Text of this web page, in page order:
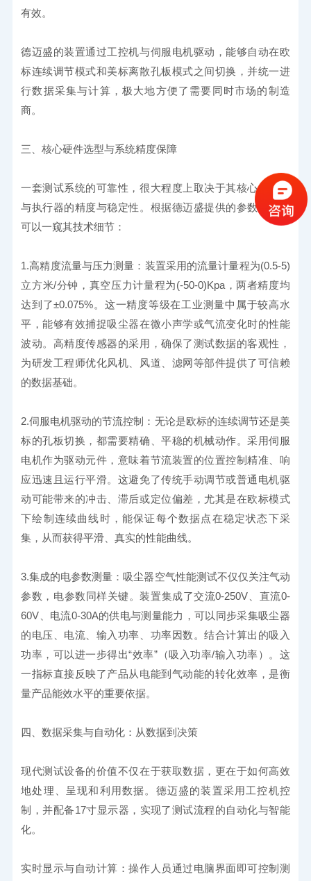
有效。
德迈盛的装置通过工控机与伺服电机驱动，能够自动在欧
标连续调节模式和美标离散孔板模式之间切换，并统一进
行数据采集与计算，极大地方便了需要同时市场的制造
商。
三、核心硬件选型与系统精度保障
一套测试系统的可靠性，很大程度上取决于其核心传感器
与执行器的精度与稳定性。根据德迈盛提供的参数，我们
可以一窥其技术细节：
1.高精度流量与压力测量：装置采用的流量计量程为(0.5-5)
立方米/分钟，真空压力计量程为(-50-0)Kpa，两者精度均
达到了±0.075%。这一精度等级在工业测量中属于较高水
平，能够有效捕捉吸尘器在微小声学或气流变化时的性能
波动。高精度传感器的采用，确保了测试数据的客观性，
为研发工程师优化风机、风道、滤网等部件提供了可信赖
的数据基础。
2.伺服电机驱动的节流控制：无论是欧标的连续调节还是美
标的孔板切换，都需要精确、平稳的机械动作。采用伺服
电机作为驱动元件，意味着节流装置的位置控制精准、响
应迅速且运行平滑。这避免了传统手动调节或普通电机驱
动可能带来的冲击、滞后或定位偏差，尤其是在欧标模式
下绘制连续曲线时，能保证每个数据点在稳定状态下采
集，从而获得平滑、真实的性能曲线。
3.集成的电参数测量：吸尘器空气性能测试不仅仅关注气动
参数，电参数同样关键。装置集成了交流0-250V、直流0-
60V、电流0-30A的供电与测量能力，可以同步采集吸尘器
的电压、电流、输入功率、功率因数。结合计算出的吸入
功率，可以进一步得出“效率”（吸入功率/输入功率）。这
一指标直接反映了产品从电能到气动能的转化效率，是衡
量产品能效水平的重要依据。
四、数据采集与自动化：从数据到决策
现代测试设备的价值不仅在于获取数据，更在于如何高效
地处理、呈现和利用数据。德迈盛的装置采用工控机控
制，并配备17寸显示器，实现了测试流程的自动化与智能
化。
实时显示与自动计算：操作人员通过电脑界面即可控制测